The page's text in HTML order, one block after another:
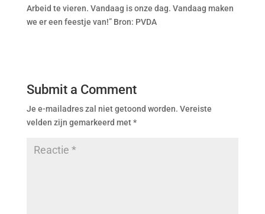
Arbeid te vieren. Vandaag is onze dag. Vandaag maken
we er een feestje van!” Bron: PVDA
Submit a Comment
Je e-mailadres zal niet getoond worden. Vereiste
velden zijn gemarkeerd met*